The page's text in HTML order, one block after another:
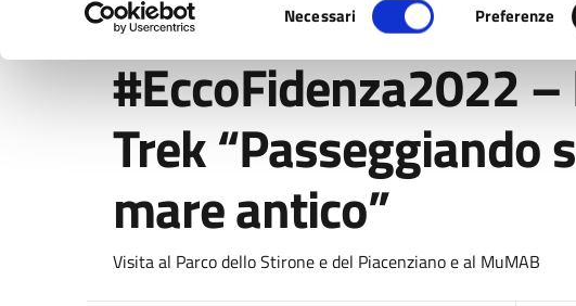
del
consenso
Necessari Preferenze
Home / Vivere Fidenza Eventi / #EccoFidenza2022 – Fidenza Slow
#EccoFidenza2022
Trek “Passeggiando
mare antico”
Dettagli dell'evento:
Visita al Parco dello Stirone e del Piacenziano e al MuMAB